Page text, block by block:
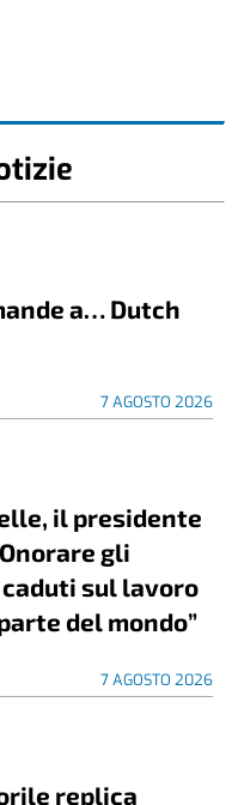
a… Dutch
7 AGOSTO 2026
il presidente
gli
sul lavoro
del mondo”
7 AGOSTO 2026
replica